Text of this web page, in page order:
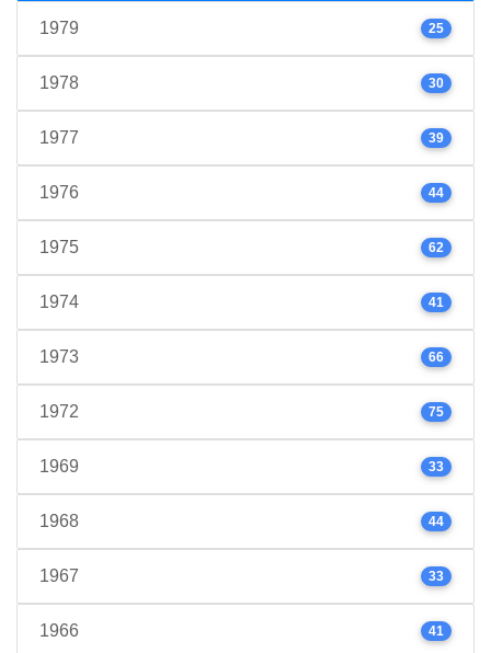
1979 25
1978 30
1977 39
1976 44
1975 62
1974 41
1973 66
1972 75
1969 33
1968 44
1967 33
1966 41